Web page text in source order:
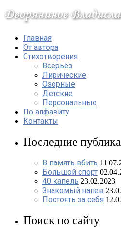
Главная
От автора
Стихотворения
Всерьёз
Лирические
Озорные
Детские
Персональные
По алфавиту
Контакты
Последние
В память вбить
Большой спорт
40 капель 23.02.2023
Знакомый напев
Постоять за себя
Поиск по сайту